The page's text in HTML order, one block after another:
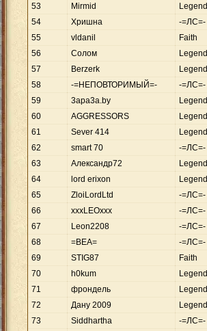
53
Mirmid Legend
54
Хришна -=ЛС=-
55
vldanil Faith
56
Солом Legend
57
Berzerk Legend
58
-=НЕПОВТОРИМЫЙ=- -=ЛС=-
59
3apa3a.by Legend
60
AGGRESSORS Legend
61
Sever 414 Legend
62
smart 70 -=ЛС=-
63
Александр72 Legend
64
lord erixon Legend
65
ZloiLordLtd -=ЛС=-
66
xxxLEOxxx -=ЛС=-
67
Leon2208 -=ЛС=-
68
=BEA= -=ЛС=-
69
STIG87 Faith
70
h0kum Legend
71
фрондель Legend
72
Дану 2009 Legend
73
Siddhartha -=ЛС=-